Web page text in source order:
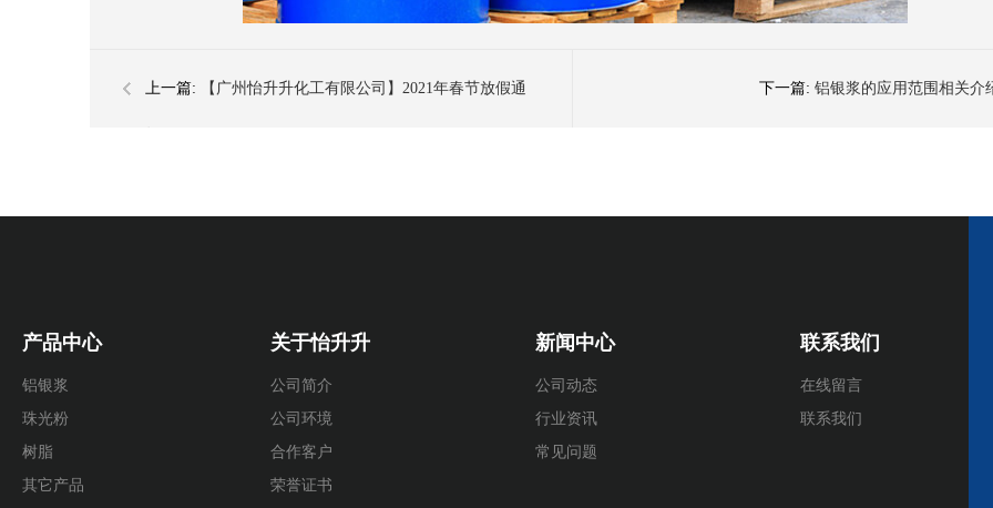
上一篇: 【广州怡升升化工有限公司】2021年春节放假通 下一篇: 铝银浆的应用范围相关介
产品中心
铝银浆
珠光粉
树脂
其它产品
关于怡升升
公司简介
公司环境
合作客户
荣誉证书
新闻中心
公司动态
行业资讯
常见问题
联系我们
在线留言
联系我们